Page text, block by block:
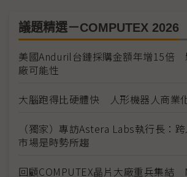
議題精選－COMPUTEX 2026
美國Anduril台鏈採購金額年增15倍
廠可能性
大腦跑得比硬體快 人形機器人商業
（獨家）專訪Astera Labs執行長：
市場是時勢所趨
回顧COMPUTEX晶片大廠重兵集結